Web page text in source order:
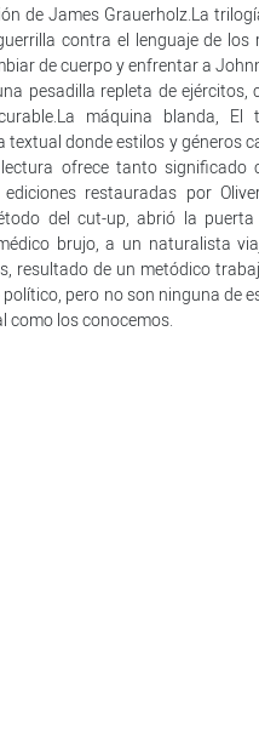
de James Grauerholz.La
contra el lenguaje de los
de cuerpo y enfrentar a
pesadilla repleta de ejércitos,
máquina blanda, El
donde estilos y géneros
ofrece tanto significado
restauradas por
del cut-up, abrió la
brujo, a un naturalista
resultado de un metódico
pero no son ninguna de
como los conocemos.